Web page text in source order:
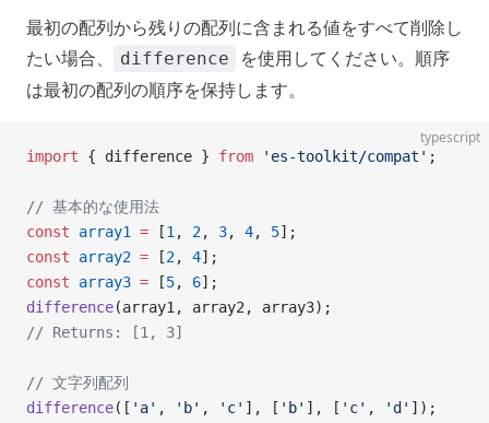
最初の配列から残りの配列に含まれる値をすべて削除し
たい場合、
difference
を使用してください。順序
は最初の配列の順序を保持します。
typescript
import { difference } from 'es-toolkit/compat' ;
// 基本的な使用法
const array1 = [1 , 2, 3, 4, 5];
const array2 = [2, 4];
const array3 = [5, 6];
difference(array1, array2, array3);
// Returns: [1, 3]
// 文字列配列
difference([ 'a' , 'b' , 'c' ], [ 'b' ], [ 'c' , 'd' ]);